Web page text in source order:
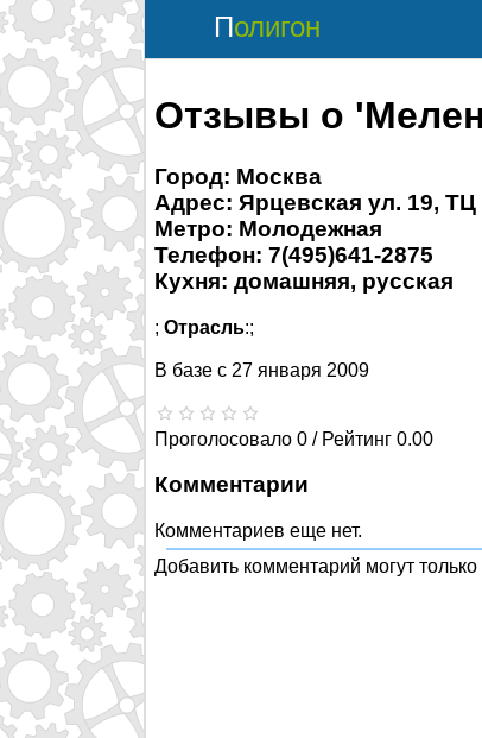
Полигон
Отзывы о
Город: Москва
Адрес: Ярцевская ул. 19,
Метро: Молодежная
Телефон: 7(495)641-2875
Кухня: домашняя, русская
; Отрасль:;
В базе с 27 января 2009
Проголосовало 0 / Рейтинг 0.00
Комментарии
Комментариев еще нет.
Добавить комментарий могут